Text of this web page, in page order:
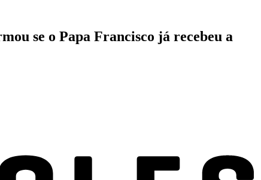
se o Papa Francisco já recebeu a